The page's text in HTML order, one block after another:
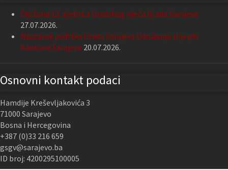
Održana 13. sjednica Gradskog vijeća Grada Sarajeva
27.07.2026.
Nastavak podrške Grada Sarajeva Udruženju slijepih
Kantona Sarajevo 20.07.2026.
Osnovni kontakt podaci
Hamdije Kreševljakovića 3
71000 Sarajevo
Bosna i Hercegovina
+387 (0)33 216 659
gsgv@sarajevo.ba
ID broj: 4200295100005